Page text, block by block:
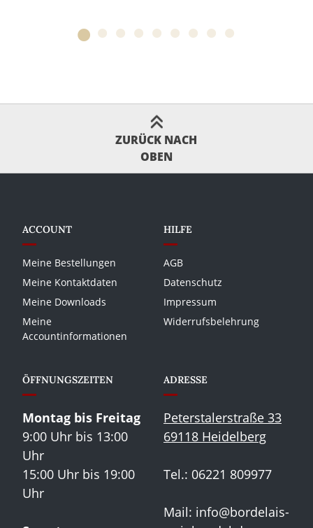
ZURÜCK NACH
OBEN
ACCOUNT
Meine Bestellungen
Meine Kontaktdaten
Meine Downloads
Meine
Accountinformationen
HILFE
AGB
Datenschutz
Impressum
Widerrufsbelehrung
ÖFFNUNGSZEITEN
Montag bis Freitag
9:00 Uhr bis 13:00
Uhr
15:00 Uhr bis 19:00
Uhr
ADRESSE
Peterstalerstraße 33
69118 Heidelberg
Tel.: 06221 809977
Mail: info@bordelais-